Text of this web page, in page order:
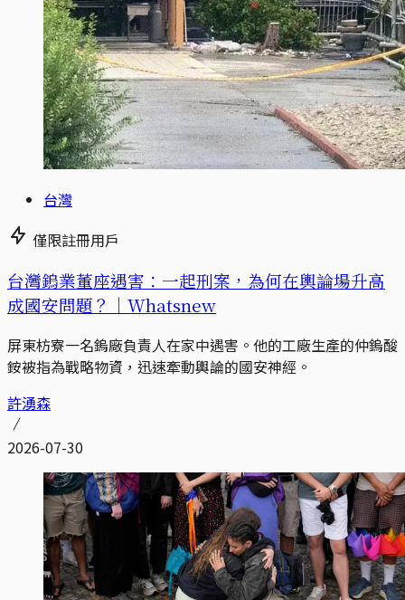
台灣
僅限註冊用戶
台灣鎢業董座遇害：一起刑案，為何在輿論場升高
成國安問題？｜Whatsnew
屏東枋寮一名鎢廠負責人在家中遇害。他的工廠生產的仲鎢酸
銨被指為戰略物資，迅速牽動輿論的國安神經。
許湧森
2026-07-30